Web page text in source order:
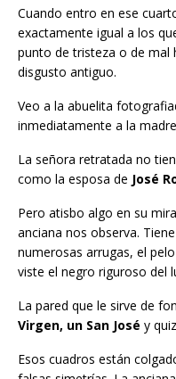
Cuando entro en ese
exactamente igual a los
punto de tristeza o de mal
disgusto antiguo.
Veo a la abuelita
inmediatamente a la
La señora retratada no
como la esposa de José
Pero atisbo algo en su
anciana nos observa.
numerosas arrugas, el
viste el negro riguroso del
La pared que le sirve de
Virgen, un San José y
Esos cuadros están